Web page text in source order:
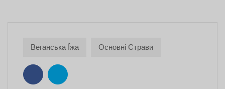
Веганська Їжа Основні Страви